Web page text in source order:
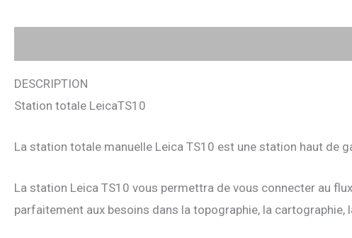
DESCRIPTION
Station totale LeicaTS10
La station totale manuelle Leica TS10 est une station haut de
La station Leica TS10 vous permettra de vous connecter au
parfaitement aux besoins dans la topographie, la cartographie,